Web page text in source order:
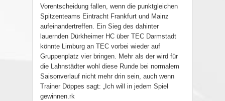
Vorentscheidung fallen, wenn die punktgleichen
Spitzenteams Eintracht Frankfurt und Mainz
aufeinandertreffen. Ein Sieg des dahinter
lauernden Dürkheimer HC über TEC Darmstadt
könnte Limburg an TEC vorbei wieder auf
Gruppenplatz vier bringen. Mehr als der wird für
die Lahnstädter wohl diese Runde bei normalem
Saisonverlauf nicht mehr drin sein, auch wenn
Trainer Döppes sagt: „Ich will in jedem Spiel
gewinnen.rk